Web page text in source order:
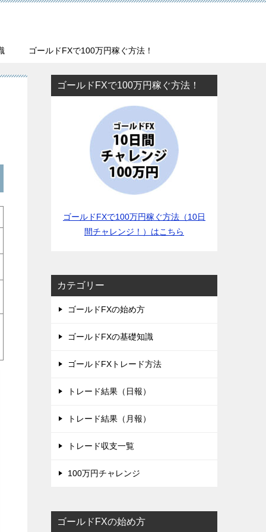
ゴールドFXで100万円稼ぐ方法！
ゴールドFXで100万円稼ぐ方法！
ゴールドFXで100万円稼ぐ方法（10日
間チャレンジ！）はこちら
カテゴリー
ゴールドFXの始め方
ゴールドFXの基礎知識
ゴールドFXトレード方法
トレード結果（日報）
トレード結果（月報）
トレード収支一覧
100万円チャレンジ
ゴールドFXの始め方